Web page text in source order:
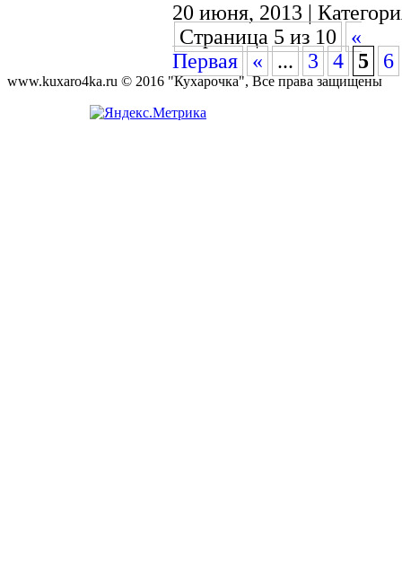
20 июня, 2013 |
Страница 5 из 10
«
Первая
« ... 3 4 5 6
www.kuxaro4ka.ru © 2016 "Кухарочка", Все права защищены